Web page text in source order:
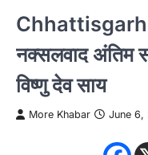
Chhattisgarh
नक्सलवाद अंतिम
विष्णु देव साय
More Khabar June 6,